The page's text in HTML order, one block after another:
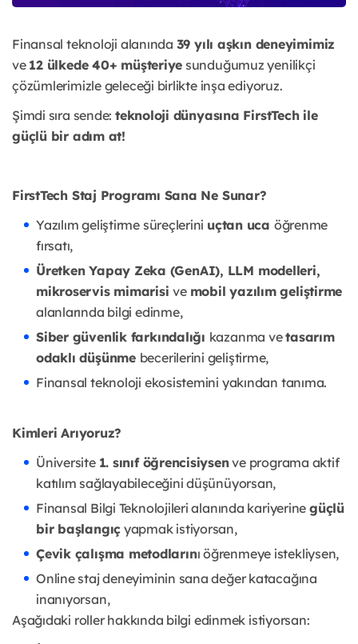
Finansal teknoloji alanında 39 yılı aşkın deneyimimiz
ve 12 ülkede 40+ müşteriye sunduğumuz yenilikçi
çözümlerimizle geleceği birlikte inşa ediyoruz.
Şimdi sıra sende: teknoloji dünyasına FirstTech ile
güçlü bir adım at!
FirstTech Staj Programı Sana Ne Sunar?
Yazılım geliştirme süreçlerini uçtan uca öğrenme
fırsatı,
Üretken Yapay Zeka (GenAI), LLM modelleri,
mikroservis mimarisive mobil yazılım geliştirme
alanlarında bilgi edinme,
Siber güvenlik farkındalığı kazanma vetasarım
odaklı düşünme becerilerini geliştirme,
Finansal teknoloji ekosistemini yakından tanıma.
Kimleri Arıyoruz?
Üniversite 1. sınıf öğrencisiysenve programa aktif
katılım sağlayabileceğini düşünüyorsan,
Finansal Bilgi Teknolojileri alanında kariyerine güçlü
bir başlangıç yapmak istiyorsan,
Çevik çalışma metodlarını öğrenmeye istekliysen,
Online staj deneyiminin sana değer katacağına
inanıyorsan,
Aşağıdaki roller hakkında bilgi edinmek istiyorsan: